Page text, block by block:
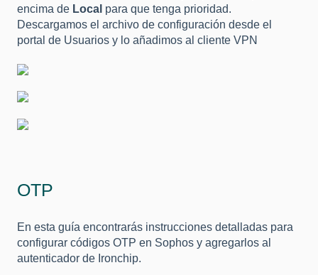
encima de Local para que tenga prioridad.
Descargamos el archivo de configuración desde el
portal de Usuarios y lo añadimos al cliente VPN
OTP
En esta guía encontrarás instrucciones detalladas para
configurar códigos OTP en Sophos y agregarlos al
autenticador de Ironchip.